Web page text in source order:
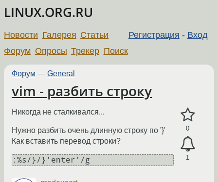
LINUX.ORG.RU
Регистрация - Вход
Новости Галерея Статьи
Форум Опросы Трекер Поиск
Форум — General
vim - разбить строку
0
1
Никогда не сталкивался...
Нужно разбить очень длинную строку по '}'
Как вставить перевод строки?
:%s/}/}'enter'/g